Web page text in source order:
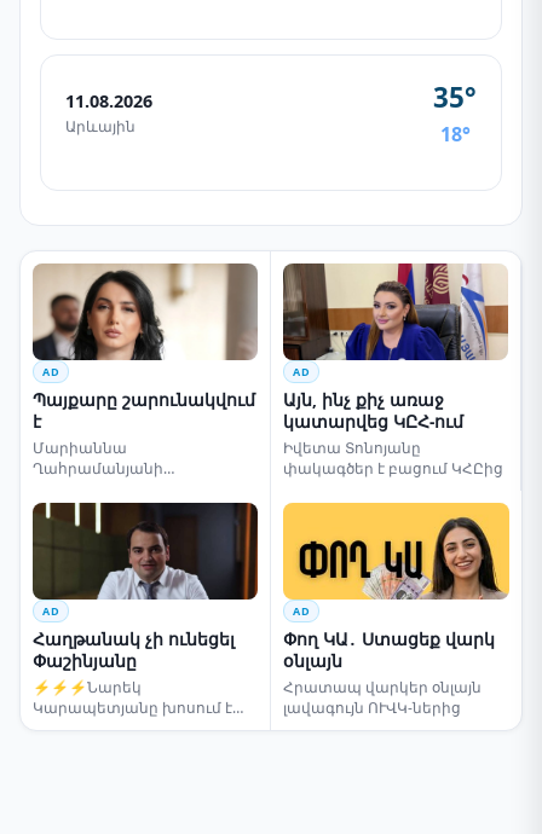
11.08.2026
Արևային
35°
18°
AD
Պայքարը շարունակվում
է
Մարիաննա
Ղահրամանյանի
AD
Այն, ինչ քիչ առաջ
կատարվեց ԿԸՀ-ում
Իվետա Տոնոյանը
փակագծեր է բացում ԿՀԸից
AD
Հաղթանակ չի ունեցել
Փաշինյանը
⚡⚡⚡Նարեկ
Կարապետյանը խոսում է
ընտրությունների մասին
AD
Փող ԿԱ․ Ստացեք վարկ
օնլայն
Հրատապ վարկեր օնլայն
լավագույն ՈՒՎԿ-ներից